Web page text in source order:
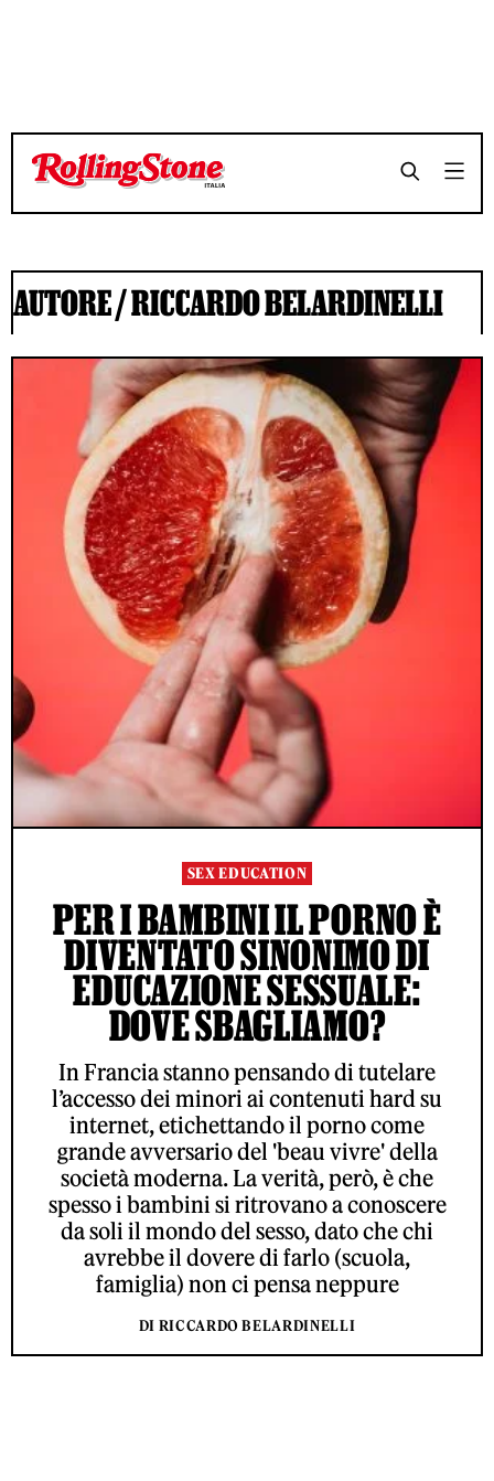
AUTORE /RICCARDO BELARDINELLI
SEX EDUCATION
PER I BAMBINI IL PORNO È
DIVENTATO SINONIMO DI
EDUCAZIONE SESSUALE:
DOVE SBAGLIAMO?
In Francia stanno pensando di tutelare
l’accesso dei minori ai contenuti hard su
internet, etichettando il porno come
grande avversario del 'beau vivre' della
società moderna. La verità, però, è che
spesso i bambini si ritrovano a conoscere
da soli il mondo del sesso, dato che chi
avrebbe il dovere di farlo (scuola,
famiglia) non ci pensa neppure
DI RICCARDO BELARDINELLI